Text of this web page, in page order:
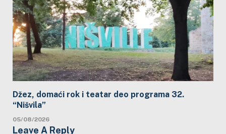
Džez, domaći rok i teatar deo programa 32.
“Nišvila”
05/08/2026
Leave A Reply